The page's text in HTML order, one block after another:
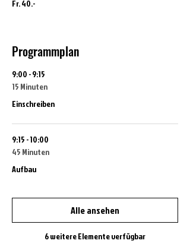
Fr. 40.-
Programmplan
9:00 - 9:15
15 Minuten
Einschreiben
9:15 - 10:00
45 Minuten
Aufbau
6 weitere Elemente verfügbar
Alle ansehen